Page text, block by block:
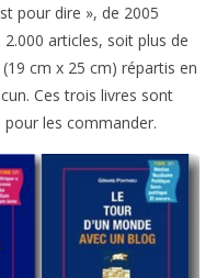
pour dire », de 2005
2.000 articles, soit plus de
19 cm x 25 cm) répar­tis en
Ces trois livres sont
pour les commander.